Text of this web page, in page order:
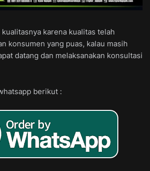
karena kualitas telah
konsumen yang puas, kalau masih
datang dan melaksanakan konsultasi
berikut :